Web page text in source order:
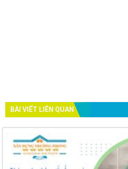
BÀI VIẾT LIÊN QUAN